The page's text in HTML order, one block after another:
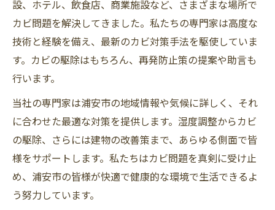
設、ホテル、飲食店、商業施設など、さまざまな場所で
カビ問題を解決してきました。私たちの専門家は高度な
技術と経験を備え、最新のカビ対策手法を駆使していま
す。カビの駆除はもちろん、再発防止策の提案や助言も
行います。
当社の専門家は浦安市の地域情報や気候に詳しく、それ
に合わせた最適な対策を提供します。湿度調整からカビ
の駆除、さらには建物の改善策まで、あらゆる側面で皆
様をサポートします。私たちはカビ問題を真剣に受け止
め、浦安市の皆様が快適で健康的な環境で生活できるよ
う努力しています。